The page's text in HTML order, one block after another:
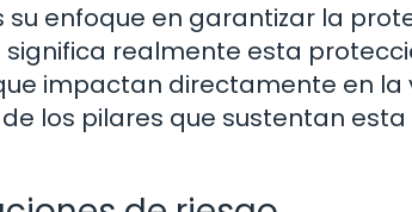
su enfoque en garantizar la
significa realmente esta
impactan directamente en la
los pilares que sustentan